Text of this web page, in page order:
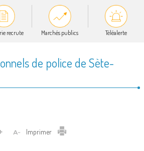
recrute Marchés publics Téléalerte
de police de Sète-
Imprimer